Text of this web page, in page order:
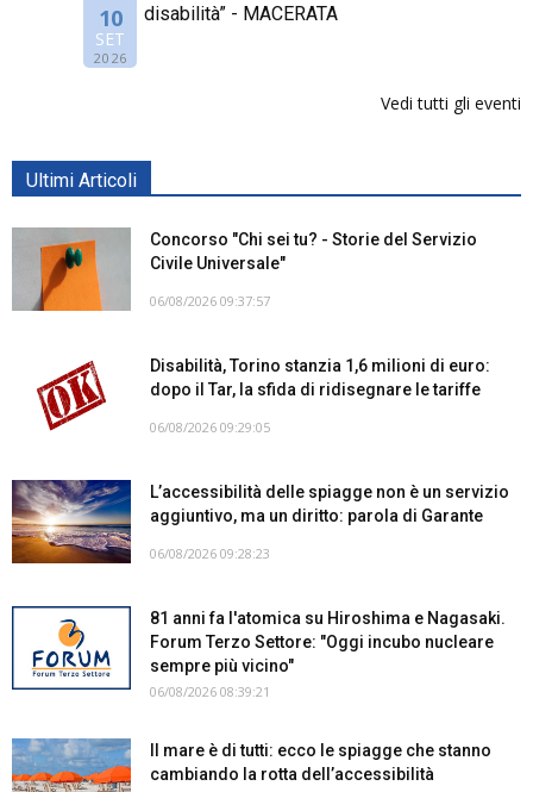
10
SET
2026
disabilità” - MACERATA
Vedi tutti gli eventi
Ultimi Articoli
Concorso "Chi sei tu? - Storie del Servizio
Civile Universale"
06/08/2026 09:37:57
Disabilità, Torino stanzia 1,6 milioni di euro:
dopo il Tar, la sfida di ridisegnare le tariffe
06/08/2026 09:29:05
L’accessibilità delle spiagge non è un servizio
aggiuntivo, ma un diritto: parola di Garante
06/08/2026 09:28:23
81 anni fa l'atomica su Hiroshima e Nagasaki.
Forum Terzo Settore: "Oggi incubo nucleare
sempre più vicino"
06/08/2026 08:39:21
Il mare è di tutti: ecco le spiagge che stanno
cambiando la rotta dell’accessibilità